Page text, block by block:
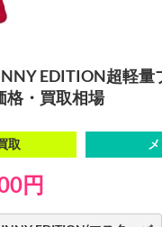
EDITION超軽量
格・買取相場
取
円